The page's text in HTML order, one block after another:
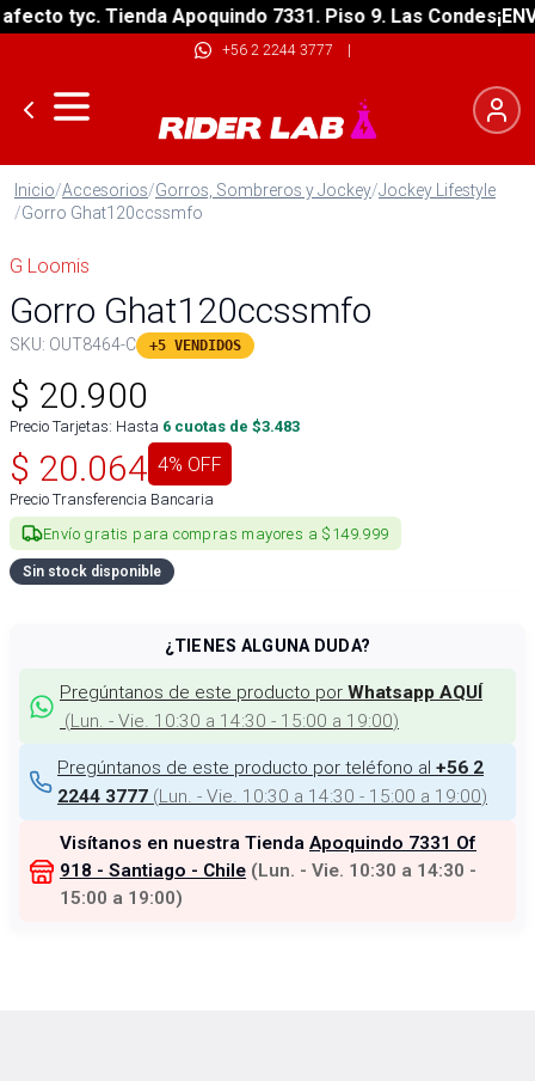
tyc. Tienda Apoquindo 7331. Piso 9. Las Condes
+56 2 2244 3777 |
Inicio/Accesorios/Gorros, Sombreros y Jockey/Jockey Lifestyle
/Gorro Ghat120ccssmfo
G Loomis
Gorro Ghat120ccssmfo
SKU: OUT8464-C +5 VENDIDOS
$ 20.900
Precio Tarjetas: Hasta 6 cuotas de $3.483
$ 20.064 4% OFF
Precio Transferencia Bancaria
Envío gratis para compras mayores a $149.999
Sin stock disponible
¿TIENES ALGUNA DUDA?
Pregúntanos de este producto por Whatsapp AQUÍ
(Lun. - Vie. 10:30 a 14:30 - 15:00 a 19:00)
Pregúntanos de este producto por teléfono al +56 2
2244 3777 (Lun. - Vie. 10:30 a 14:30 - 15:00 a 19:00)
Visítanos en nuestra Tienda Apoquindo 7331 Of
918 - Santiago - Chile (Lun. - Vie. 10:30 a 14:30 -
15:00 a 19:00)